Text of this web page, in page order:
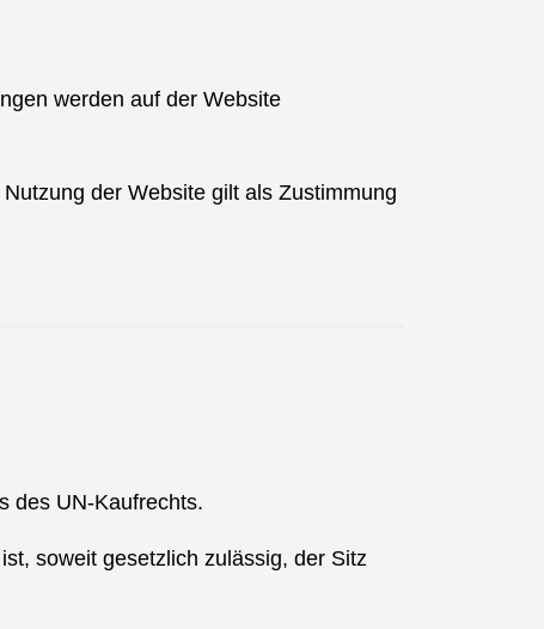
werden auf der Website
der Website gilt als Zustimmung
des UN-Kaufrechts.
soweit gesetzlich zulässig, der Sitz